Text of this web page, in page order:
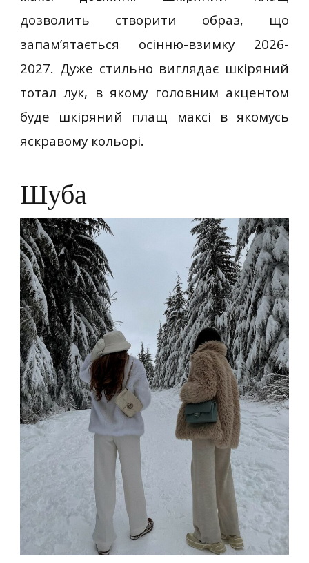
дозволить створити образ, що
запам’ятається осінню-взимку 2026-
2027. Дуже стильно виглядає шкіряний
тотал лук, в якому головним акцентом
буде шкіряний плащ максі в якомусь
яскравому кольорі.
Шуба